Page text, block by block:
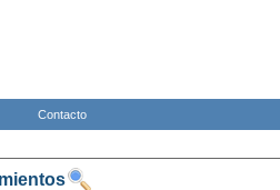
Contacto